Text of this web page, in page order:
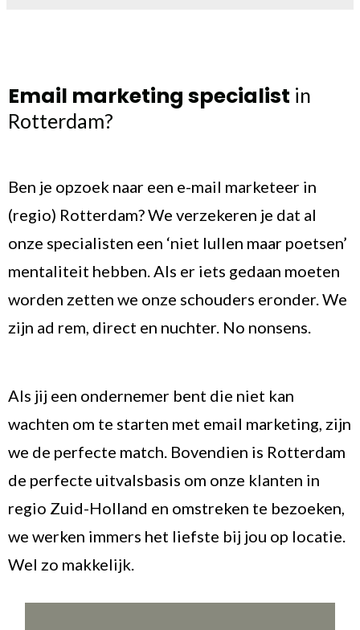
Email marketing specialist in
Rotterdam?
Ben je opzoek naar een e-mail marketeer in
(regio) Rotterdam? We verzekeren je dat al
onze specialisten een ‘niet lullen maar poetsen’
mentaliteit hebben. Als er iets gedaan moeten
worden zetten we onze schouders eronder. We
zijn ad rem, direct en nuchter. No nonsens.
Als jij een ondernemer bent die niet kan
wachten om te starten met email marketing, zijn
we de perfecte match. Bovendien is Rotterdam
de perfecte uitvalsbasis om onze klanten in
regio Zuid-Holland en omstreken te bezoeken,
we werken immers het liefste bij jou op locatie.
Wel zo makkelijk.